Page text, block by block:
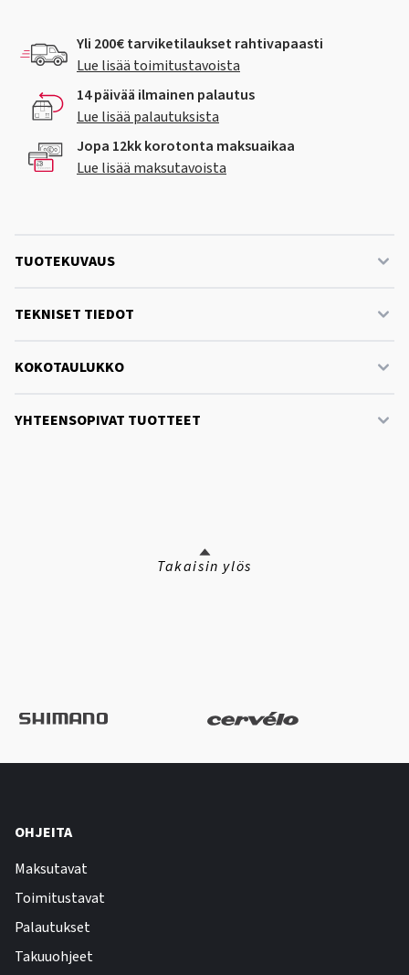
Yli 200€ tarviketilaukset rahtivapaasti
Lue lisää toimitustavoista
14 päivää ilmainen palautus
Lue lisää palautuksista
Jopa 12kk korotonta maksuaikaa
Lue lisää maksutavoista
TUOTEKUVAUS
TEKNISET TIEDOT
KOKOTAULUKKO
YHTEENSOPIVAT TUOTTEET
Takaisin ylös
OHJEITA
Maksutavat
Toimitustavat
Palautukset
Takuuohjeet